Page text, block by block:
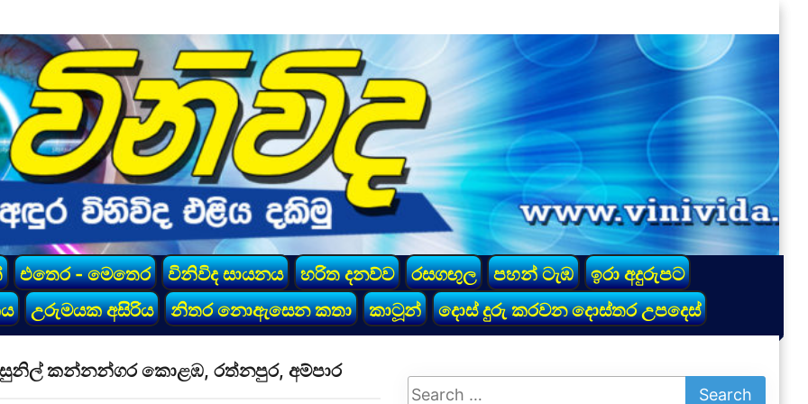
එතෙර - මෙතෙර විනිවිද සායනය හරිත දනව්ව රසගඟුල පහන් ටැඹ
ඉරා අදුරුපට
උරුමයක අසිරිය නිතර නොඇසෙන කතා කාටූන් දොස් දුරු කරවන දොස්තර උපදෙස්
සුනිල් කන්නන්ගර කොළඹ, රත්නපුර, අම්පාර